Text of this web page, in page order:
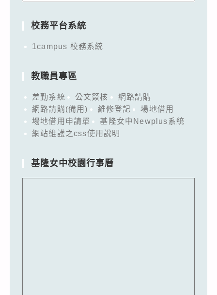
校務平台系統
1campus 校務系統
教職員專區
差勤系統 公文簽核
網路請購
網路請購(備用)
維修登記
場地借用
場地借用申請單
基隆女中Newplus系統
網站維護之css使用說明
基隆女中校園行事曆